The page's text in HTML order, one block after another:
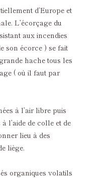
d’Europe et
L’écorçage du
aux incendies
son écorce ) se fait
hache tous les
( où il faut par
à l’air libre puis
l’aide de colle et de
lieu à des
liège.
organiques volatils